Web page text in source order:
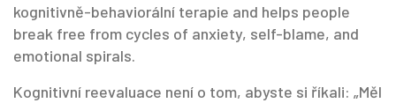
kognitivně-behaviorální terapie and helps people
break free from cycles of anxiety, self-blame, and
emotional spirals.
Kognitivní reevaluace není o tom, abyste si říkali: „Měl